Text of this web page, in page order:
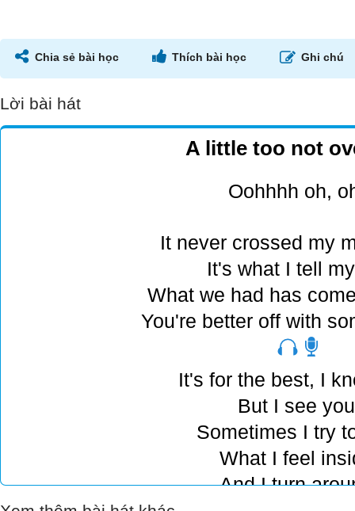
Chia sẻ bài học Thích bài học Ghi chú
Lời bài hát
A little too not
Oohhhh oh,
It never crossed my
It's what I tell
What we had has
You're better off with
It's for the best, I
But I see
Sometimes I try
What I feel
And I turn